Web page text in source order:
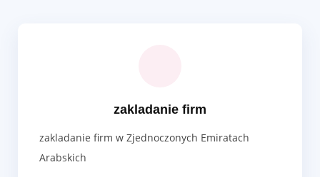
zakladanie firm
zakladanie firm w Zjednoczonych Emiratach
Arabskich